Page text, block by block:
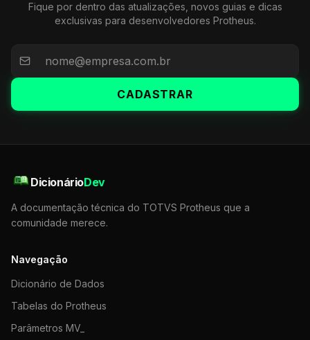
Fique por dentro das atualizações, novos guias e dicas
exclusivas para desenvolvedores Protheus.
CADASTRAR
DicionárioDev
A documentação técnica do TOTVS Protheus que a
comunidade merece.
Navegação
Dicionário de Dados
Tabelas do Protheus
Parâmetros MV_